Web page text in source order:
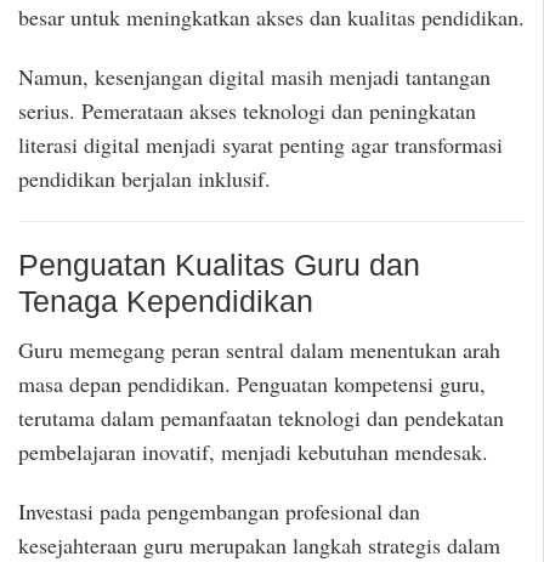
besar untuk meningkatkan akses dan kualitas pendidikan.
Namun, kesenjangan digital masih menjadi tantangan
serius. Pemerataan akses teknologi dan peningkatan
literasi digital menjadi syarat penting agar transformasi
pendidikan berjalan inklusif.
Penguatan Kualitas Guru dan
Tenaga Kependidikan
Guru memegang peran sentral dalam menentukan arah
masa depan pendidikan. Penguatan kompetensi guru,
terutama dalam pemanfaatan teknologi dan pendekatan
pembelajaran inovatif, menjadi kebutuhan mendesak.
Investasi pada pengembangan profesional dan
kesejahteraan guru merupakan langkah strategis dalam